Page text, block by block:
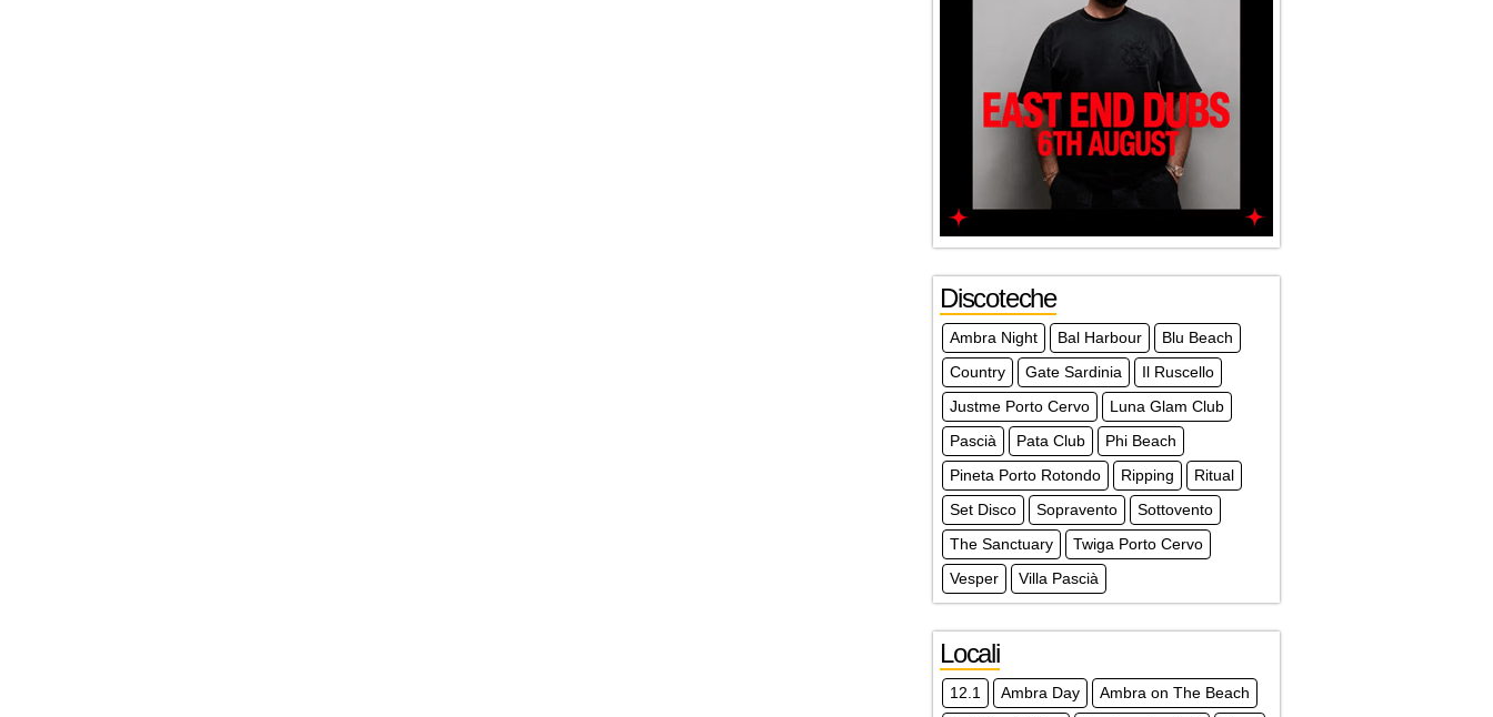
Discoteche
Ambra Night Bal Harbour
Blu Beach
Country
Gate Sardinia
Il Ruscello
Justme Porto Cervo
Luna Glam Club
Pascià
Pata Club
Phi Beach
Pineta Porto Rotondo
Ripping
Ritual
Set Disco
Sopravento
Sottovento
The Sanctuary
Twiga Porto Cervo
Vesper
Villa Pascià
Locali
12.1 Ambra Day
Ambra on The Beach